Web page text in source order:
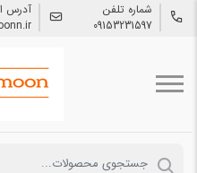
شماره تلفن
09153231597
آدرس